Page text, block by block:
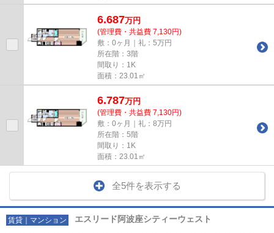
6.687万円
(管理費・共益費 7,130円)
敷：0ヶ月｜礼：5万円
所在階：3階
間取り：1K
面積：23.01㎡
6.787万円
(管理費・共益費 7,130円)
敷：0ヶ月｜礼：8万円
所在階：5階
間取り：1K
面積：23.01㎡
全5件を表示する
賃貸｜マンション エスリード阿波座シティーウェスト